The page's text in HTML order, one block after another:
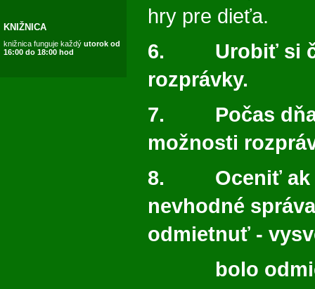
KNIŽNICA
knižnica funguje každý utorok od
16:00 do 18:00 hod
hry pre dieťa.
6. Urobiť si
rozprávky.
7. Počas dňa
možnosti
8. Oceniť ak
nevhodné
odmietnuť -
bolo